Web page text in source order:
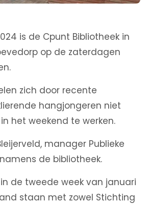
is de Cpunt Bibliotheek in
op de zaterdagen
zich door recente
hangjongeren niet
het weekend te werken.
manager Publieke
de bibliotheek.
de tweede week van januari
staan met zowel Stichting